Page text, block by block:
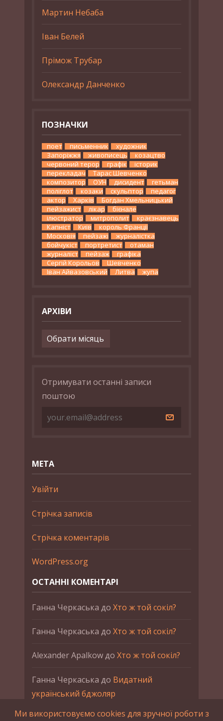
Мартин Небаба
Іван Белей
Прімож Трубар
Олександр Данченко
ПОЗНАЧКИ
поет письменник
художник
Запоріжжя
живописець
козацтво
червоний терор
графік
історик
перекладач
Тарас Шевченко
композитор
ОУН дисидент
гетьман
поліглот
козаки скульптор
педагог
актор
Харків
Богдан Хмельницький
пейзажист
лікар
бієнале
ілюстратор
митрополит
краєзнавець
Капніст
Київ
король Франції
Московія
пейзажі
журналістка
бойчукіст
портретист
отаман
журналіст
пейзаж
графіка
Сергій Корольов
Шевченко
Іван Айвазовський
Литва жупа
АРХІВИ
Архіви
Отримувати останні записи
поштою
МЕТА
Увійти
Стрічка записів
Стрічка коментарів
WordPress.org
ОСТАННІ КОМЕНТАРІ
Ганна Черкаська до Хто ж той сокіл?
Ганна Черкаська до Хто ж той сокіл?
Alexander Apalkowдо Хто ж той сокіл?
Ганна Черкаська до Видатний
український бджоляр
Ганна ЧеркаськадоПетро Франко
Ми використовуємо cookies для зручної роботи з